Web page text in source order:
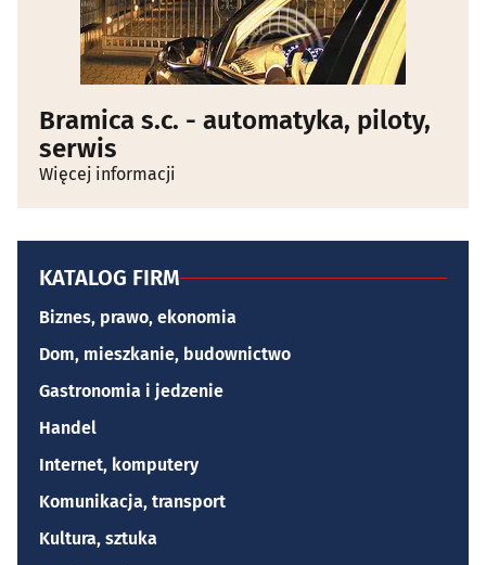
Bramica s.c. - automatyka, piloty,
serwis
Więcej informacji
KATALOG FIRM
Biznes, prawo, ekonomia
Dom, mieszkanie, budownictwo
Gastronomia i jedzenie
Handel
Internet, komputery
Komunikacja, transport
Kultura, sztuka